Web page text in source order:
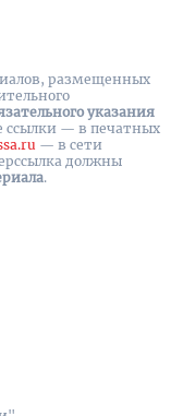
размещенных
указания
ссылки — в печатных
— в сети
должны
.